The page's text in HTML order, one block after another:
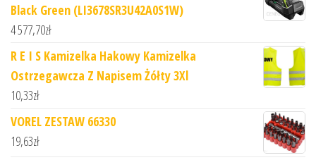
Black Green (LI3678SR3U42A0S1W)
4 577,70zł
R E I S Kamizelka Hakowy Kamizelka
Ostrzegawcza Z Napisem Żółty 3Xl
10,33zł
VOREL ZESTAW 66330
19,63zł